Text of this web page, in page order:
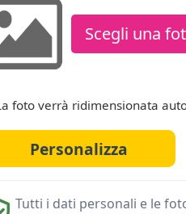
Scegli una
foto verrà ridimensionata
Tutti i dati personali e le